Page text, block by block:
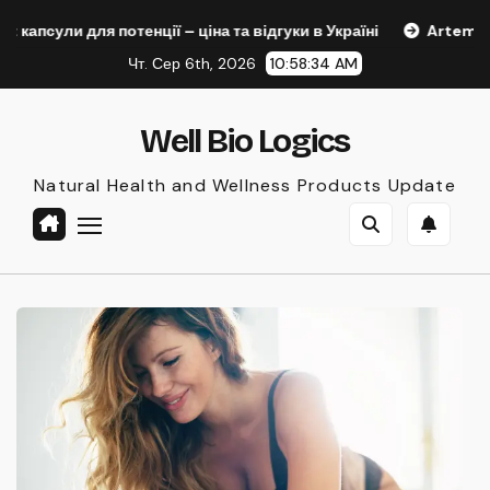
– ціна та відгуки в Україні
Artemsia Active капсули
Чт. Сер 6th, 2026
10:58:36 AM
Well Bio Logics
Natural Health and Wellness Products Update